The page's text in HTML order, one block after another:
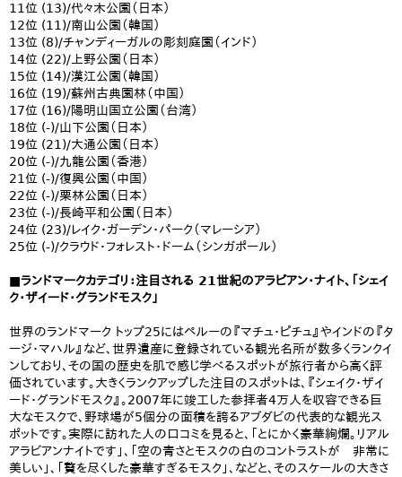
11位 (13)/代々木公園（日本）
12位 (11)/南山公園（韓国）
13位 (8)/チャンディーガルの彫刻庭園（インド）
14位 (22)/上野公園（日本）
15位 (14)/漢江公園（韓国）
16位 (19)/蘇州古典園林（中国）
17位 (16)/陽明山国立公園（台湾）
18位 (-)/山下公園（日本）
19位 (21)/大通公園（日本）
20位 (-)/九龍公園（香港）
21位 (-)/復興公園（中国）
22位 (-)/栗林公園（日本）
23位 (-)/長崎平和公園（日本）
24位 (23)/レイク・ガーデン・パーク（マレーシア）
25位 (-)/クラウド・フォレスト・ドーム（シンガポール）
■ランドマークカテゴリ：注目される 21世紀のアラビアン・ナイト、「シェイ
ク・ザイード・グランドモスク」
世界のランドマーク トップ25にはペルーの『マチュ・ピチュ』やインドの『タ
ージ・マハル』など、世界遺産に登録されている観光名所が数多くランクイ
ンしており、その国の歴史を肌で感じ学べるスポットが旅行者から高く評
価されています。大きくランクアップした注目のスポットは、『シェイク・ザイ
ード・グランドモスク』。2007年に竣工した参拝者4万人を収容できる巨
大なモスクで、野球場が5個分の面積を誇るアブダビの代表的な観光ス
ポットです。実際に訪れた人の口コミを見ると、「とにかく豪華絢爛。リアル
アラビアンナイトです」、「空の青さとモスクの白のコントラストが 非常に
美しい」、「贅を尽くした豪華すぎるモスク」、などと、そのスケールの大きさ